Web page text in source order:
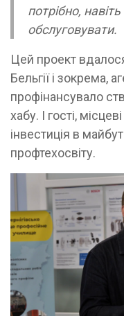
потрібно,
обслуговувати.
Цей проект
Бельгії і зокрема,
профінансувало
хабу. І гості,
інвестиція в
профтехосвіту.